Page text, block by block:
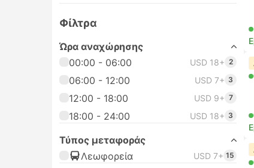
Φίλτρα
Ώρα αναχώρησης
00:00 - 06:00
USD 18+ 2
06:00 - 12:00 USD 7+ 3
12:00 - 18:00 USD 9+ 7
18:00 - 24:00 USD 18+ 3
Τύπος μεταφοράς
Λεωφορεία
USD 7+ 15